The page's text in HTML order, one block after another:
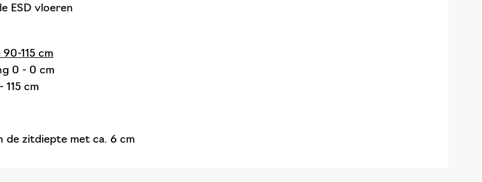
ESD vloeren
115 cm
0 - 0 cm
cm
de zitdiepte met ca. 6 cm